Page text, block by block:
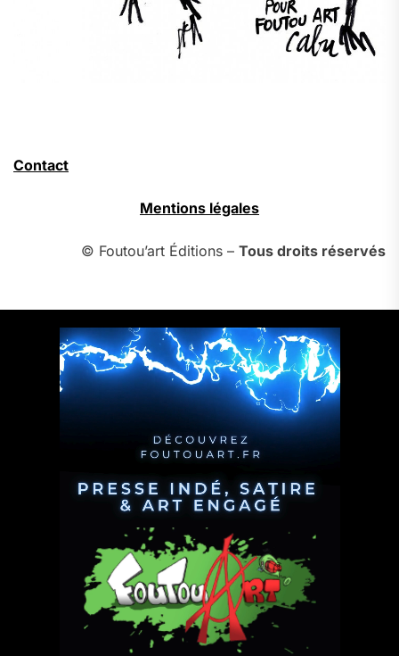
Contact
Mentions légales
© Foutou’art Éditions – Tous droits réservés